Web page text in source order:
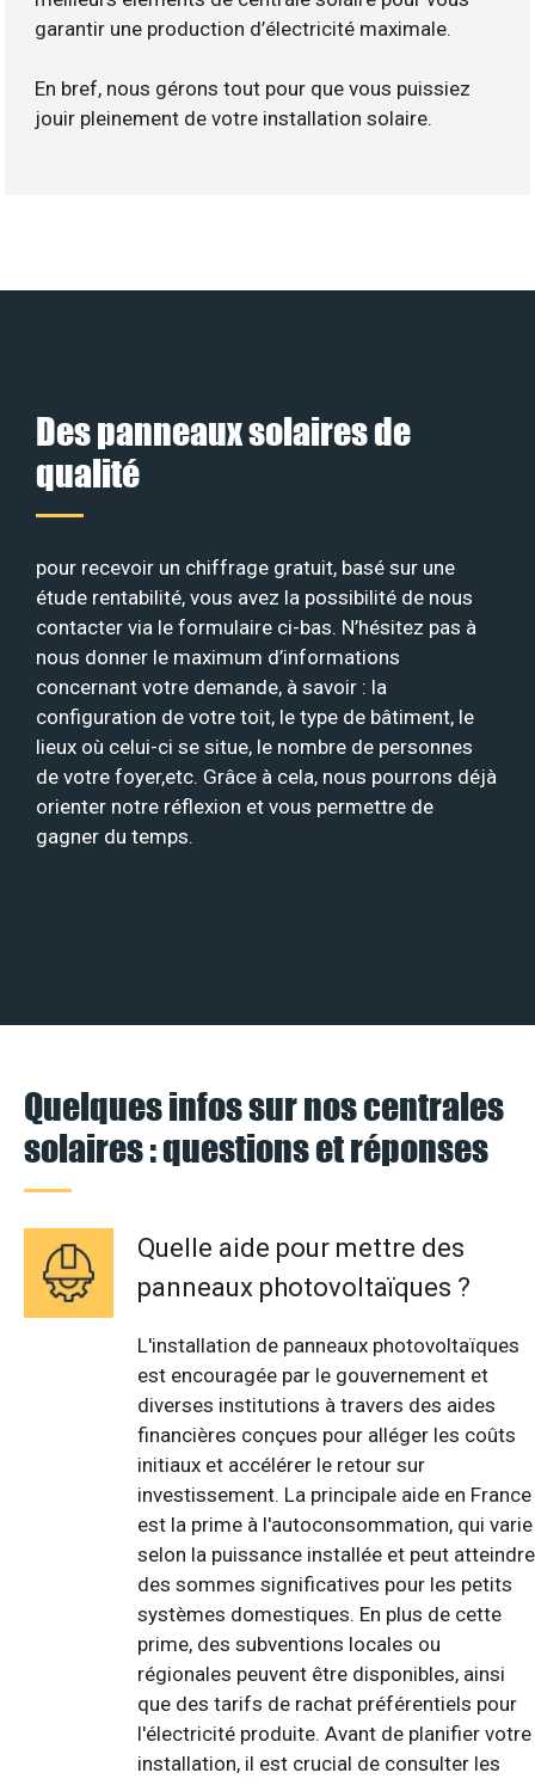
garantir une production d’électricité maximale.
En bref, nous gérons tout pour que vous puissiez
jouir pleinement de votre installation solaire.
Des panneaux solaires de
qualité
pour recevoir un chiffrage gratuit, basé sur une
étude rentabilité, vous avez la possibilité de nous
contacter via le formulaire ci-bas. N’hésitez pas à
nous donner le maximum d’informations
concernant votre demande, à savoir : la
configuration de votre toit, le type de bâtiment, le
lieux où celui-ci se situe, le nombre de personnes
de votre foyer,etc. Grâce à cela, nous pourrons déjà
orienter notre réflexion et vous permettre de
gagner du temps.
Quelques infos sur nos centrales
solaires : questions et réponses
Quelle aide pour mettre des
panneaux photovoltaïques ?
L'installation de panneaux photovoltaïques
est encouragée par le gouvernement et
diverses institutions à travers des aides
financières conçues pour alléger les coûts
initiaux et accélérer le retour sur
investissement. La principale aide en France
est la prime à l'autoconsommation, qui varie
selon la puissance installée et peut atteindre
des sommes significatives pour les petits
systèmes domestiques. En plus de cette
prime, des subventions locales ou
régionales peuvent être disponibles, ainsi
que des tarifs de rachat préférentiels pour
l'électricité produite. Avant de planifier votre
installation, il est crucial de consulter les